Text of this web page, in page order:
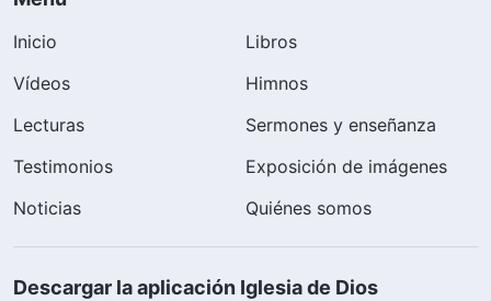
Inicio
Libros
Vídeos
Himnos
Lecturas
Sermones y enseñanza
Testimonios
Exposición de imágenes
Noticias
Quiénes somos
Descargar la aplicación Iglesia de Dios